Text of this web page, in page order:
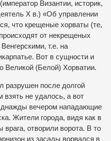
Византии, историк,
X в.) «Об управлении
что крещеные хорваты (те,
от некрещеных
т.е. на
Вот в сущности и
Великой (Белой) Хорватии.
разрушен после долгой
взять не удалось, а вот
вечером нападающие
Жители города, видя как в
отворили ворота. В то
из засады ворвался в